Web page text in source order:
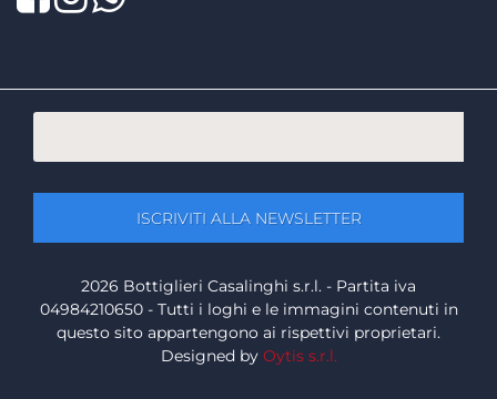
2026 Bottiglieri Casalinghi s.r.l. - Partita iva
04984210650 - Tutti i loghi e le immagini contenuti in
questo sito appartengono ai rispettivi proprietari.
Designed by Oytis s.r.l.